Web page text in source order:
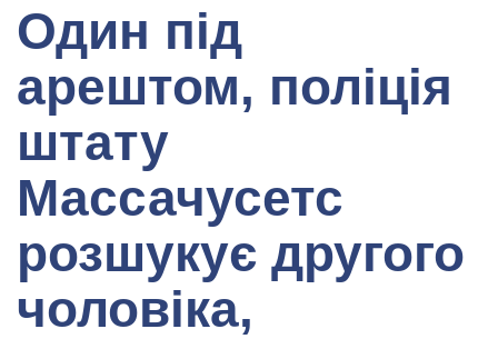
Один під
арештом, поліція
штату
Массачусетс
розшукує другого
чоловіка,